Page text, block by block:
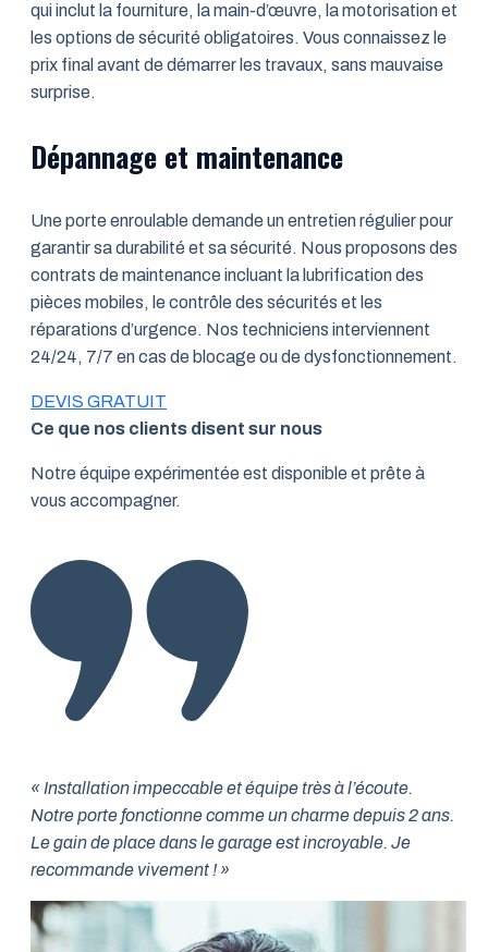
qui inclut la fourniture, la main-d’œuvre, la motorisation et
les options de sécurité obligatoires. Vous connaissez le
prix final avant de démarrer les travaux, sans mauvaise
surprise.
Dépannage et maintenance
Une porte enroulable demande un entretien régulier pour
garantir sa durabilité et sa sécurité. Nous proposons des
contrats de maintenance incluant la lubrification des
pièces mobiles, le contrôle des sécurités et les
réparations d’urgence. Nos techniciens interviennent
24/24, 7/7 en cas de blocage ou de dysfonctionnement.
DEVIS GRATUIT
Ce que nos clients disent sur nous
Notre équipe expérimentée est disponible et prête à
vous accompagner.
« Installation impeccable et équipe très à l’écoute.
Notre porte fonctionne comme un charme depuis 2 ans.
Le gain de place dans le garage est incroyable. Je
recommande vivement ! »